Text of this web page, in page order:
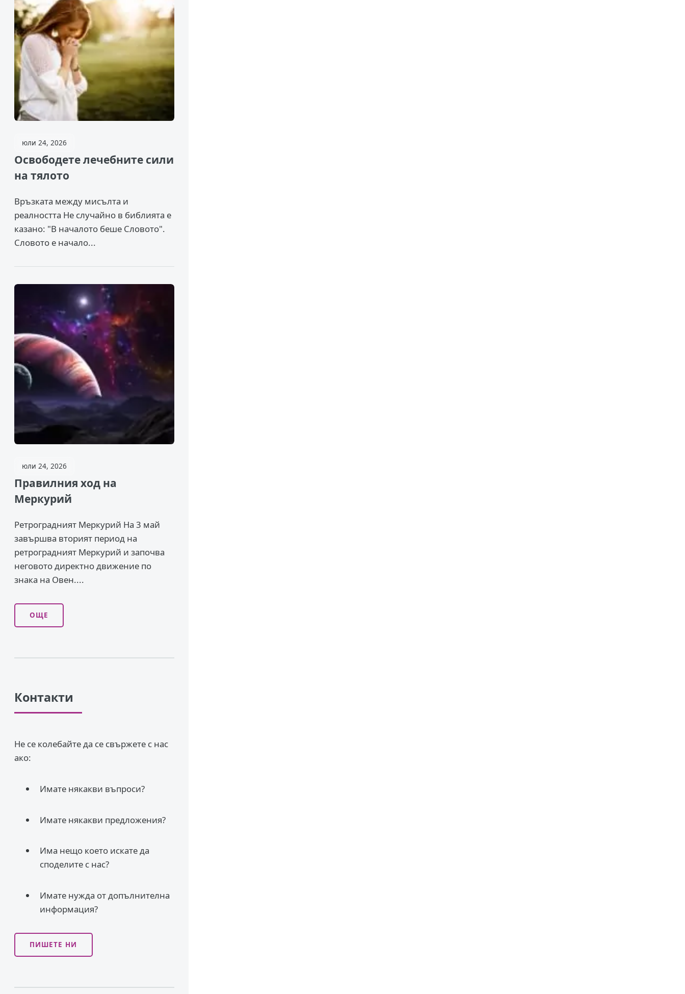
юли 24, 2026
Освободете лечебните сили
на тялото
Връзката между мисълта и
реалността Не случайно в библията е
казано: "В началото беше Словото".
Словото е начало...
юли 24, 2026
Правилния ход на
Меркурий
Ретроградният Меркурий На 3 май
завършва вторият период на
ретроградният Меркурий и започва
неговото директно движение по
знака на Овен....
ОЩЕ
Контакти
Не се колебайте да се свържете с нас
ако:
Имате някакви въпроси?
Имате някакви предложения?
Има нещо което искате да
споделите с нас?
Имате нужда от допълнителна
информация?
ПИШЕТЕ НИ